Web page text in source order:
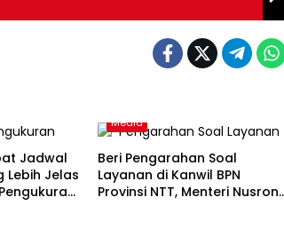
Jadwal
Lebih Jelas
Media
Beri Pengarahan Soal
Layanan di Kanwil BPN
Provinsi NTT, Menteri Nusron: